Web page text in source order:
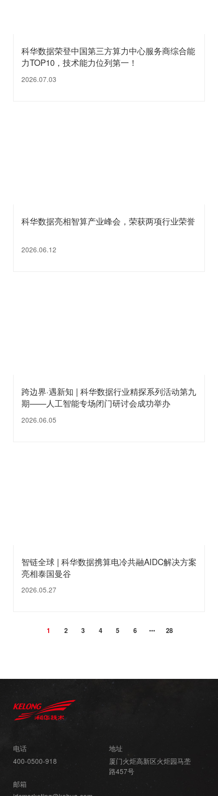
科华数据荣登中国第三方算力中心服务商综合能
力TOP10，技术能力位列第一！
2026.07.03
科华数据亮相智算产业峰会，荣获两项行业荣誉
2026.06.12
跨边界·遇新知 | 科华数据行业精探系列活动第九
期——人工智能专场闭门研讨会成功举办
2026.06.05
智链全球 | 科华数据携算电冷共融AIDC解决方案
亮相泰国曼谷
2026.05.27
1 2 3 4 5 6 28
电话
400-0500-918
邮箱
地址
厦门火炬高新区火炬园马垄
路457号